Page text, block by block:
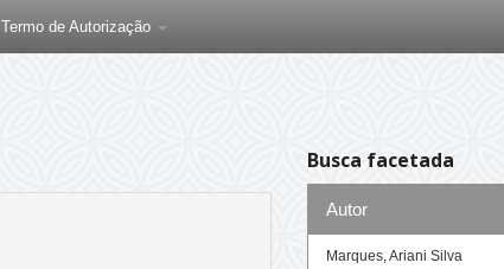
Termo de Autorização
Busca facetada
Autor
Marques, Ariani Silva